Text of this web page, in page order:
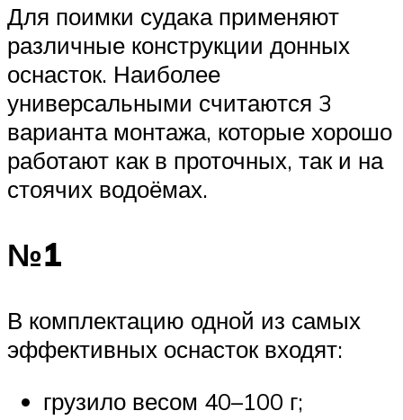
Для поимки судака применяют
различные конструкции донных
оснасток. Наиболее
универсальными считаются 3
варианта монтажа, которые хорошо
работают как в проточных, так и на
стоячих водоёмах.
№1
В комплектацию одной из самых
эффективных оснасток входят:
грузило весом 40–100 г;